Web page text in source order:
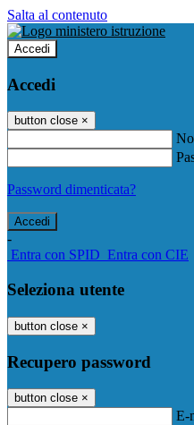
Salta al contenuto
Accedi
Accedi
button close ×
Password dimenticata?
-
Entra con SPID Entra con CIE
Seleziona utente
button close ×
Recupero password
button close ×
E-